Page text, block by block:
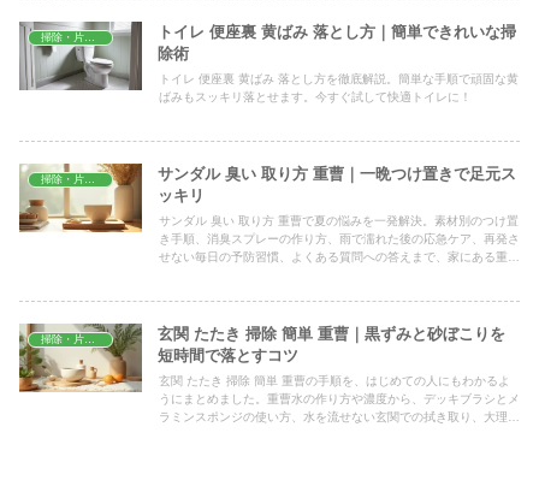
掃除・片付け
トイレ 便座裏 黄ばみ 落とし方｜簡単できれいな掃
除術
トイレ 便座裏 黄ばみ 落とし方を徹底解説。簡単な手順で頑固な黄
ばみもスッキリ落とせます。今すぐ試して快適トイレに！
掃除・片付け
サンダル 臭い 取り方 重曹｜一晩つけ置きで足元ス
ッキリ
サンダル 臭い 取り方 重曹で夏の悩みを一発解決。素材別のつけ置
き手順、消臭スプレーの作り方、雨で濡れた後の応急ケア、再発さ
せない毎日の予防習慣、よくある質問への答えまで、家にある重曹
玄関 たたき 掃除 簡単 重曹｜黒ずみと砂ぼこりを
短時間で落とすコツ
玄関 たたき 掃除 簡単 重曹の手順を、はじめての人にもわかるよ
うにまとめました。重曹水の作り方や濃度から、デッキブラシとメ
ラミンスポンジの使い方、水を流せない玄関での拭き取り、大理石